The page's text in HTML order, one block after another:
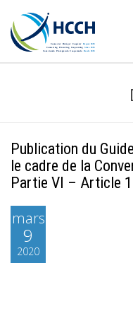
Publication du
le cadre de la
Partie VI – Article
mars
9
2020